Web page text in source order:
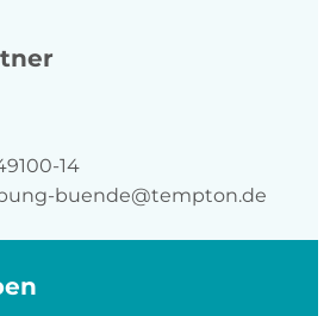
14
buende@tempton.de